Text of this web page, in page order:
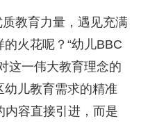
教育力量，遇见充满
火花呢？“幼儿BBC
这一伟大教育理念的
幼儿教育需求的精准
内容直接引进，而是